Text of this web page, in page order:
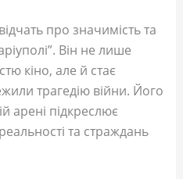
про значимість та
Він не лише
кіно, але й стає
трагедію війни. Його
арені підкреслює
та страждань